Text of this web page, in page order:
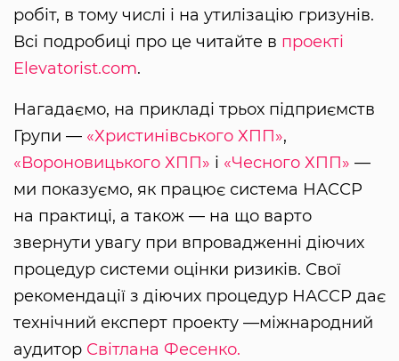
робіт, в тому числі і на утилізацію гризунів.
Всі подробиці про це читайте в проекті
Elevatorist.com.
Нагадаємо, на прикладі трьох підприємств
Групи — «Христинівського ХПП»,
«Вороновицького ХПП» і «Чесного ХПП» —
ми показуємо, як працює система НАССР
на практиці, а також — на що варто
звернути увагу при впровадженні діючих
процедур системи оцінки ризиків. Свої
рекомендації з діючих процедур НАССР дає
технічний експерт проекту —міжнародний
аудитор Світлана Фесенко.